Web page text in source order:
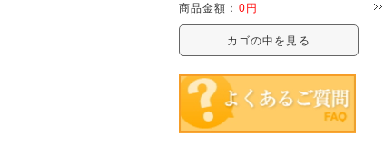
商品金額： 0円
カゴの中を見る